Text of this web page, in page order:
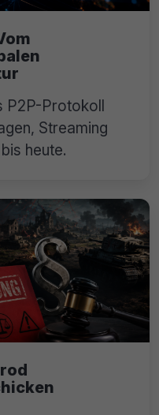
P2P-Protokoll
Streaming
heute.